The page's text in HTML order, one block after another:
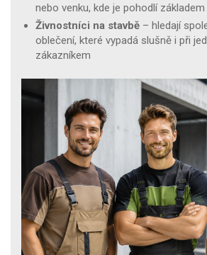
nebo venku, kde je pohodlí
Živnostníci na stavbě – hledají
oblečení, které vypadá slušně i při
zákazníkem